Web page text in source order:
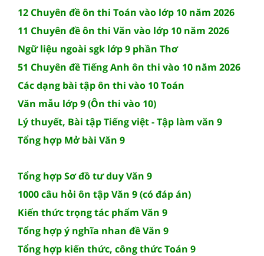
12 Chuyên đề ôn thi Toán vào lớp 10 năm 2026
11 Chuyên đề ôn thi Văn vào lớp 10 năm 2026
Ngữ liệu ngoài sgk lớp 9 phần Thơ
51 Chuyên đề Tiếng Anh ôn thi vào 10 năm 2026
Các dạng bài tập ôn thi vào 10 Toán
Văn mẫu lớp 9 (Ôn thi vào 10)
Lý thuyết, Bài tập Tiếng việt - Tập làm văn 9
Tổng hợp Mở bài Văn 9
Tổng hợp Sơ đồ tư duy Văn 9
1000 câu hỏi ôn tập Văn 9 (có đáp án)
Kiến thức trọng tác phẩm Văn 9
Tổng hợp ý nghĩa nhan đề Văn 9
Tổng hợp kiến thức, công thức Toán 9